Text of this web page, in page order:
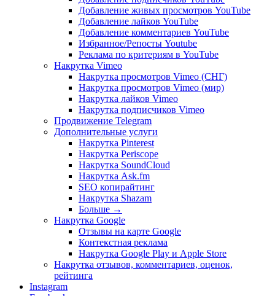
Добавление живых просмотров YouTube
Добавление лайков YouTube
Добавление комментариев YouTube
Избранное/Репосты Youtube
Реклама по критериям в YouTube
Накрутка Vimeo
Накрутка просмотров Vimeo (СНГ)
Накрутка просмотров Vimeo (мир)
Накрутка лайков Vimeo
Накрутка подписчиков Vimeo
Продвижение Telegram
Дополнительные услуги
Накрутка Pinterest
Накрутка Periscope
Накрутка SoundCloud
Накрутка Ask.fm
SEO копирайтинг
Накрутка Shazam
Больше →
Накрутка Google
Отзывы на карте Google
Контекстная реклама
Накрутка Google Play и Apple Store
Накрутка отзывов, комментариев, оценок,
рейтинга
Instagram